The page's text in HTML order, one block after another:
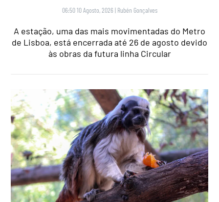
06:50 10 Agosto, 2026 | Rubén Gonçalves
A estação, uma das mais movimentadas do Metro
de Lisboa, está encerrada até 26 de agosto devido
às obras da futura linha Circular